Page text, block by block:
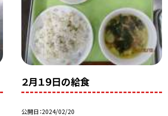
２月１９日の給食
公開日 2024/02/20